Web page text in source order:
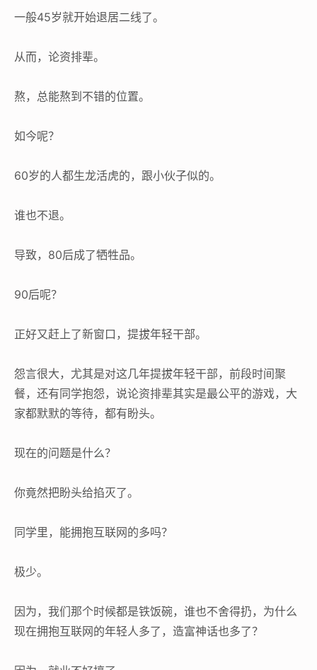
一般45岁就开始退居二线了。
从而，论资排辈。
熬，总能熬到不错的位置。
如今呢？
60岁的人都生龙活虎的，跟小伙子似的。
谁也不退。
导致，80后成了牺牲品。
90后呢？
正好又赶上了新窗口，提拔年轻干部。
怨言很大，尤其是对这几年提拔年轻干部，前段时间聚
餐，还有同学抱怨，说论资排辈其实是最公平的游戏，大
家都默默的等待，都有盼头。
现在的问题是什么？
你竟然把盼头给掐灭了。
同学里，能拥抱互联网的多吗？
极少。
因为，我们那个时候都是铁饭碗，谁也不舍得扔，为什么
现在拥抱互联网的年轻人多了，造富神话也多了？